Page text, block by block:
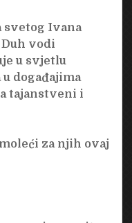
svetog Ivana
vodi
u svjetlu
u događajima
tajanstveni i
za njih ovaj